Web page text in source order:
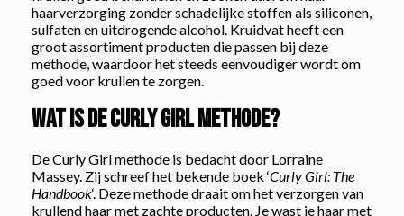
haarverzorging zonder schadelijke stoffen als siliconen,
sulfaten en uitdrogende alcohol. Kruidvat heeft een
groot assortiment producten die passen bij deze
methode, waardoor het steeds eenvoudiger wordt om
goed voor krullen te zorgen.
Wat is de Curly Girl methode?
De Curly Girl methode is bedacht door Lorraine
Massey. Zij schreef het bekende boek ‘Curly Girl: The
Handbook‘. Deze methode draait om het verzorgen van
krullend haar met zachte producten. Je wast je haar met